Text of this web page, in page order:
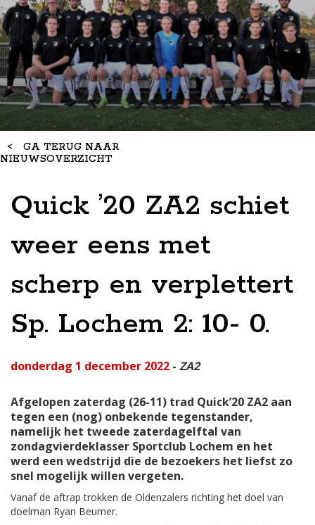
< GA TERUG NAAR
NIEUWSOVERZICHT
Quick ’20 ZA2 schiet
weer eens met
scherp en verplettert
Sp. Lochem 2: 10- 0.
donderdag 1 december 2022 - ZA2
Afgelopen zaterdag (26-11) trad Quick’20 ZA2 aan
tegen een (nog) onbekende tegenstander,
namelijk het tweede zaterdagelftal van
zondagvierdeklasser Sportclub Lochem en het
werd een wedstrijd die de bezoekers het liefst zo
snel mogelijk willen vergeten.
Vanaf de aftrap trokken de Oldenzalers richting het doel van
doelman Ryan Beumer.